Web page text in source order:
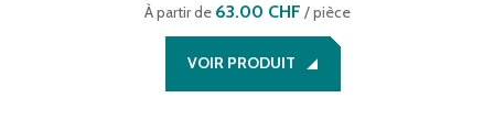
À partir de 63.00 CHF / pièce
VOIR PRODUIT